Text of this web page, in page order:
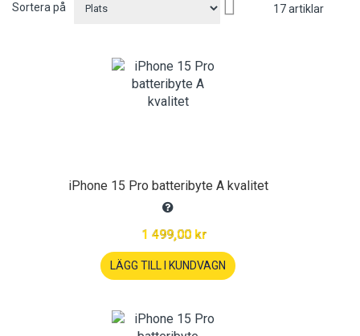
17artiklar
Sortera på
iPhone 15 Pro batteribyte A kvalitet
1 499,00 kr
LÄGG TILL I KUNDVAGN